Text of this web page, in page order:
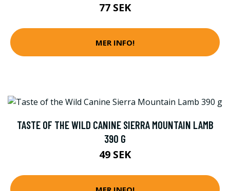
77 SEK
MER INFO!
TASTE OF THE WILD CANINE SIERRA MOUNTAIN LAMB
390 G
49 SEK